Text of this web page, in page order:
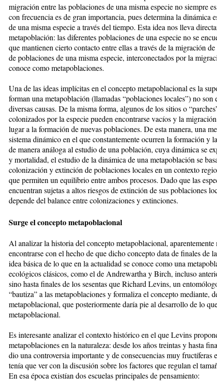
migración entre las poblaciones de una misma especie no siempre
con frecuencia es de gran importancia, pues determina la dinámica
de una misma especie a través del tiempo. Esta idea nos lleva
metapoblación: las diferentes poblaciones de una especie no se
que mantienen cierto contacto entre ellas a través de la migración
de poblaciones de una misma especie, interconectados por la
conoce como metapoblaciones.
Una de las ideas implícitas en el concepto metapoblacional es la
forman una metapoblación (llamadas “poblaciones locales”) no
diversas causas. De la misma forma, algunos de los sitios o
colonizados por la especie pueden encontrarse vacíos y la
lugar a la formación de nuevas poblaciones. De esta manera, una
sistema dinámico en el que constantemente ocurren la formación y
de manera análoga al estudio de una población, cuya dinámica se
y mortalidad, el estudio de la dinámica de una metapoblación se
colonización y extinción de poblaciones locales en un contexto
que permiten un equilibrio entre ambos procesos. Dado que las
encuentran sujetas a altos riesgos de extinción de sus poblaciones
depende del balance entre colonizaciones y extinciones.
Surge el concepto metapoblacional
Al analizar la historia del concepto metapoblacional, aparentemente
encontrarse con el hecho de que dicho concepto data de finales de
idea básica de lo que en la actualidad se conoce como una
ecológicos clásicos, como el de Andrewartha y Birch, incluso
sino hasta finales de los sesentas que Richard Levins, un
“bautiza” a las metapoblaciones y formaliza el concepto mediante,
metapoblacional, que posteriormente daría pie al desarrollo de lo
metapoblacional.
Es interesante analizar el contexto histórico en el que Levins
metapoblaciones en la naturaleza: desde los años treintas y hasta
dio una controversia importante y de consecuencias muy fructíferas
tenía que ver con la discusión sobre los factores que regulan el
En esa época existían dos escuelas principales de pensamiento: